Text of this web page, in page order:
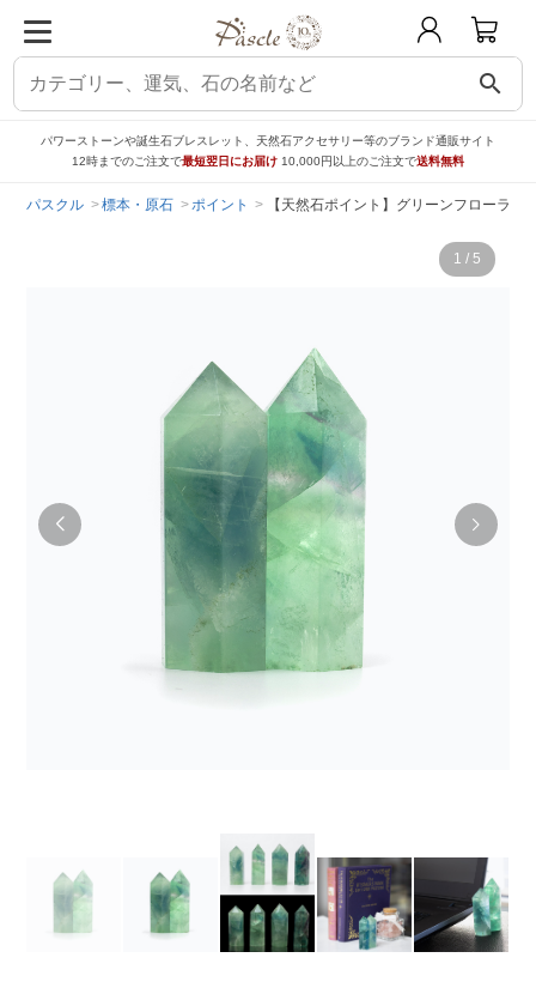
search
パワーストーンや誕生石ブレスレット、天然石アクセサリー等のブランド通販サイト
12時までのご注文で最短翌日にお届け 10,000円以上のご注文で送料無料
パスクル 標本・原石 ポイント 【天然石ポイント】グリーンフローライ
1 / 5